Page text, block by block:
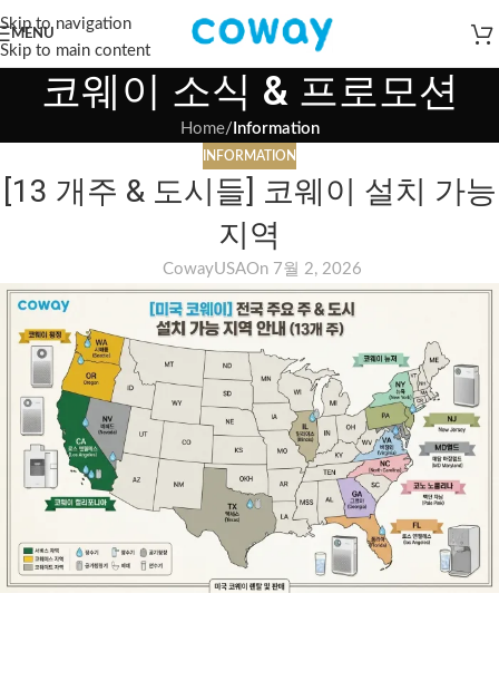
Skip to navigation
Skip to main content
MENU
코웨이 소식 & 프로모션
Home/ Information
INFORMATION
[13 개주 & 도시들] 코웨이 설치 가능
지역
CowayUSAOn 7월 2, 2026